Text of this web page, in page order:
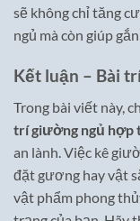
sẽ không chỉ tăng
ngủ mà còn giúp
Kết luận – Bài
Trong bài viết này,
trí giường ngủ hợp
an lành. Việc kê
đặt gương hay vật
vật phẩm phong